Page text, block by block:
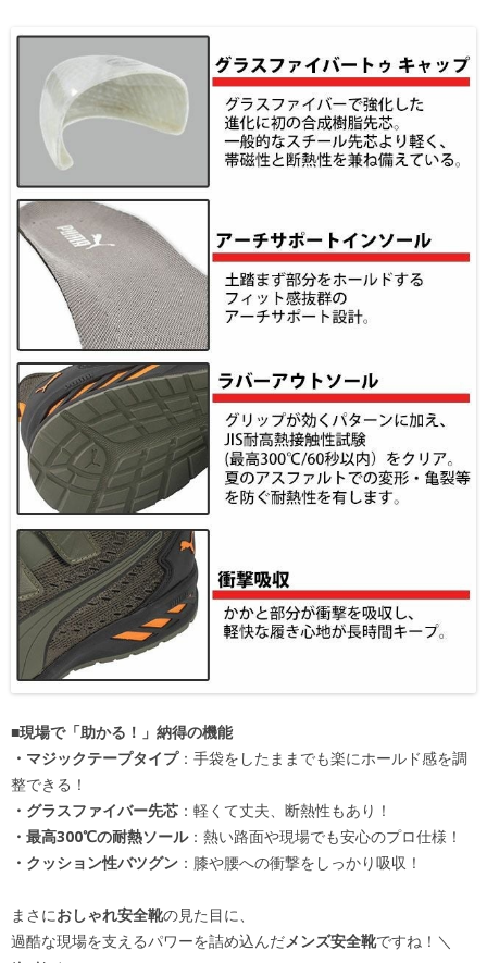
■現場で「助かる！」納得の機能
・マジックテープタイプ：手袋をしたままでも楽にホールド感を調
整できる！
・グラスファイバー先芯 ：軽くて丈夫、断熱性もあり！
・最高300℃の耐熱ソール：熱い路面や現場でも安心のプロ仕様！
・クッション性バツグン ：膝や腰への衝撃をしっかり吸収！
まさにおしゃれ安全靴の見た目に、
過酷な現場を支えるパワーを詰め込んだメンズ安全靴ですね！＼